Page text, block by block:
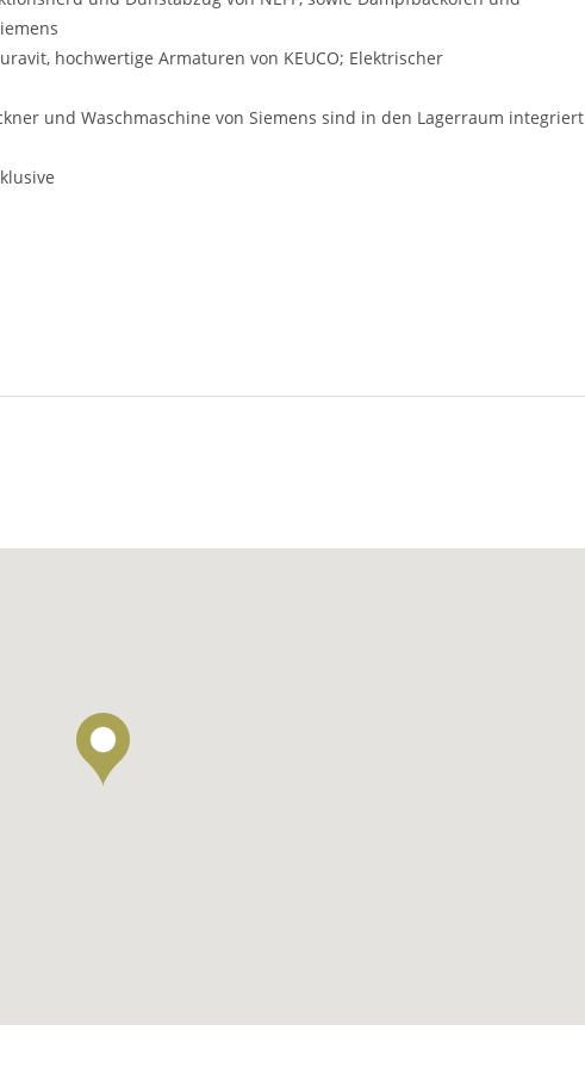
hochwertige Armaturen von KEUCO; Elektrischer
und Waschmaschine von Siemens sind in den Lagerraum integriert